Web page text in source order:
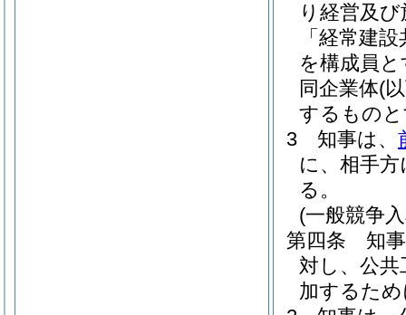
り経営及
「経常建
を構成員
同企業体(
するもの
3
知事は、
に、相手
る。
(一般競争
第四条
知
対し、公
加するた